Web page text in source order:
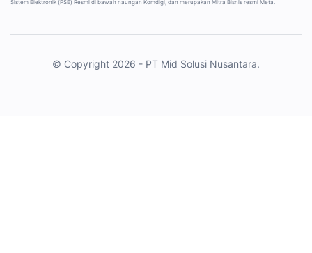
Sistem Elektronik (PSE) Resmi di bawah naungan Komdigi, dan merupakan Mitra Bisnis resmi Meta.
© Copyright 2026 - PT Mid Solusi Nusantara.